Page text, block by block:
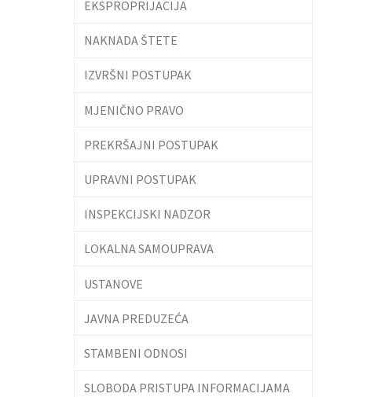
EKSPROPRIJACIJA
NAKNADA ŠTETE
IZVRŠNI POSTUPAK
MJENIČNO PRAVO
PREKRŠAJNI POSTUPAK
UPRAVNI POSTUPAK
INSPEKCIJSKI NADZOR
LOKALNA SAMOUPRAVA
USTANOVE
JAVNA PREDUZEĆA
STAMBENI ODNOSI
SLOBODA PRISTUPA INFORMACIJAMA